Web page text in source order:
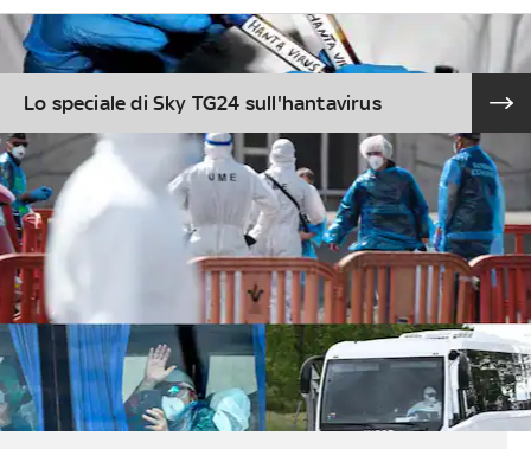
Lo speciale di Sky TG24 sull'hantavirus